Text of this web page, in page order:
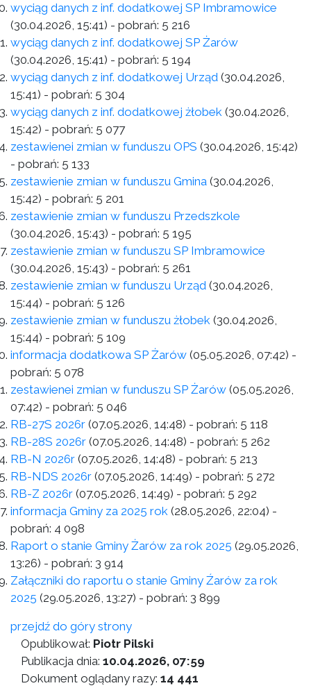
wyciąg danych z inf. dodatkowej SP Imbramowice
(30.04.2026, 15:41) - pobrań: 5 216
wyciąg danych z inf. dodatkowej SP Żarów
(30.04.2026, 15:41) - pobrań: 5 194
wyciąg danych z inf. dodatkowej Urząd (30.04.2026,
15:41) - pobrań: 5 304
wyciąg danych z inf. dodatkowej żłobek (30.04.2026,
15:42) - pobrań: 5 077
zestawienei zmian w funduszu OPS (30.04.2026, 15:42)
- pobrań: 5 133
zestawienie zmian w funduszu Gmina (30.04.2026,
15:42) - pobrań: 5 201
zestawienie zmian w funduszu Przedszkole
(30.04.2026, 15:43) - pobrań: 5 195
zestawienie zmian w funduszu SP Imbramowice
(30.04.2026, 15:43) - pobrań: 5 261
zestawienie zmian w funduszu Urząd (30.04.2026,
15:44) - pobrań: 5 126
zestawienie zmian w funduszu żłobek (30.04.2026,
15:44) - pobrań: 5 109
informacja dodatkowa SP Żarów (05.05.2026, 07:42) -
pobrań: 5 078
zestawienei zmian w funduszu SP Żarów (05.05.2026,
07:42) - pobrań: 5 046
RB-27S 2026r (07.05.2026, 14:48) - pobrań: 5 118
RB-28S 2026r (07.05.2026, 14:48) - pobrań: 5 262
RB-N 2026r (07.05.2026, 14:48) - pobrań: 5 213
RB-NDS 2026r (07.05.2026, 14:49) - pobrań: 5 272
RB-Z 2026r (07.05.2026, 14:49) - pobrań: 5 292
informacja Gminy za 2025 rok (28.05.2026, 22:04) -
pobrań: 4 098
Raport o stanie Gminy Żarów za rok 2025 (29.05.2026,
13:26) - pobrań: 3 914
Załączniki do raportu o stanie Gminy Źarów za rok
2025 (29.05.2026, 13:27) - pobrań: 3 899
przejdź do góry strony
Opublikował: Piotr Pilski
Publikacja dnia: 10.04.2026, 07:59
Dokument oglądany razy: 14 441